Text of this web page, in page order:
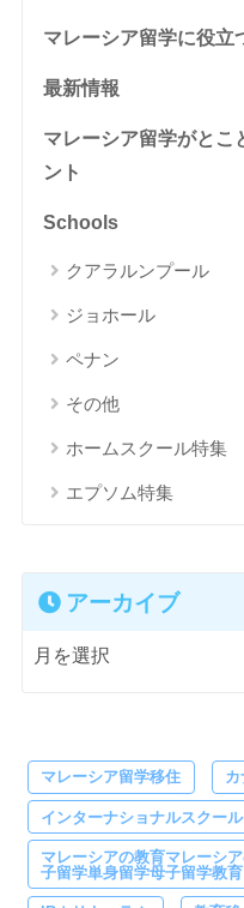
マレーシア留学に役立
最新情報
マレーシア留学がとこ
ント
Schools
クアラルンプール
ジョホール
ペナン
その他
ホームスクール特集
エプソム特集
アーカイブ
マレーシア留学移住
インターナショナルスクール
マレーシアの教育マレーシ
子留学単身留学母子留学教育